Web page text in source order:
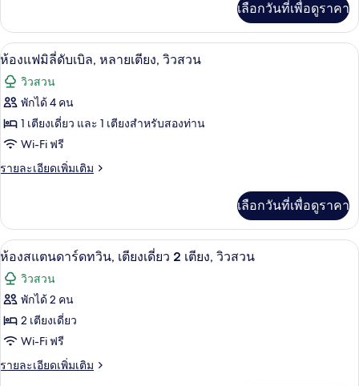
ทวิน,
เตียง
เดี่ยว
2
เตียง,
พร้อม
สะดวก
สำหรับ
ผู้
พิการ,
วิว
สวน
เกี่ยว
กับ
ห้อง
สแตนดาร์ด
ดับเบิล
หรือ
น,
เตียง
2
อำนวย
ความ
สะดวก
สำหรับ
พิการ,
วิว
เลือกวันที่เพื่อดูราคา
เปิด
ภาพถ่าย
ทั้งหมด
ของ
ห้อง
แฟ
ลี่
ดับเบิล,
หลาย
เตียง,
วิว
สวน
ผ้าปูที่นอนฝ้ายอียิปต์, เครื่องนอนระดับ
13
ห้องแฟมิลี่ดับเบิล, หลายเตียง, วิวสวน
วิวสวน
พักได้ 4 คน
1 เตียงเดี่ยว และ 1 เตียงสำหรับสองท่าน
Wi-Fi ฟรี
รายละเอียดเพิ่มเติม
ราย
เกี่ยว
กับ
ห้อง
แฟ
มิ
ลี่
หลาย
เตียง,
สวน
เลือกวันที่เพื่อดูราคา
เปิด
ภาพถ่าย
ทั้งหมด
ของ
ห้อง
สแตนดาร์ด
ห้องสแตนดาร์ดทวิน, เตียงเดี่ยว 2 เตี
15
ห้องสแตนดาร์ดทวิน, เตียงเดี่ยว 2 เตียง, วิวสวน
วิวสวน
พักได้ 2 คน
2 เตียงเดี่ยว
Wi-Fi ฟรี
รายละเอียดเพิ่มเติม
ราย